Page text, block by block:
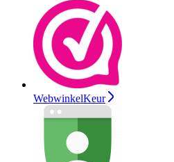
WebwinkelKeur